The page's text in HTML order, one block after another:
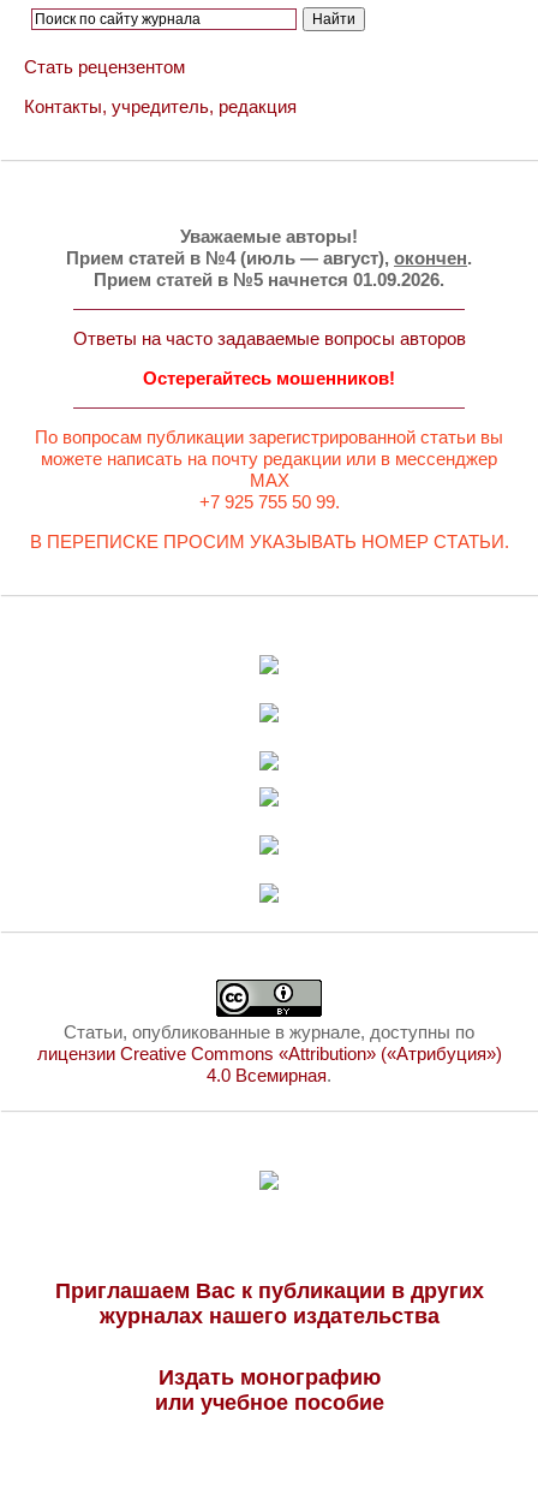
Стать рецензентом
Контакты, учредитель, редакция
Уважаемые авторы!
Прием статей в №4 (июль — август), окончен.
Прием статей в №5 начнется 01.09.2026.
Ответы на часто задаваемые вопросы авторов
Остерегайтесь мошенников!
По вопросам публикации зарегистрированной статьи вы
можете написать на почту редакции или в мессенджер
MAX
+7 925 755 50 99.
В ПЕРЕПИСКЕ ПРОСИМ УКАЗЫВАТЬ НОМЕР СТАТЬИ.
Статьи, опубликованные в журнале, доступны по
лицензии Creative Commons «Attribution» («Атрибуция»)
4.0 Всемирная.
Приглашаем Вас к публикации в других
журналах нашего издательства
Издать монографию
или учебное пособие